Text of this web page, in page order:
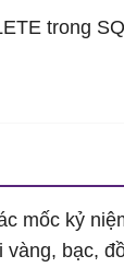
trong
mốc kỷ
bạc,